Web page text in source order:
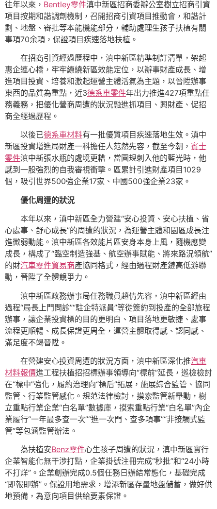
往年以來， Bentley零件滇中新區招商委辦公室樹立招商引資
項目按期和諧調劑機制，召開招商引資項目推動會，和諧計
劃、地盤、審批等本能機能部分，輔助處理生孩子扶植有關
事項70余項，保證項目疾速落地扶植。
在招商引資經過歷程中，滇中新區精準制訂清單，架起
惠企連心橋，牢牢繚繞新區效能定位，以辦事財產成長、增
進項目投資、培養和激起運營主體活氣為主題，以晉陞辦事
東西的品質為重點，近3德系車零件年出力推進427項重點任
務義務，把優化營商周遭的狀況融進抓項目、興財產、促招
商全經過歷程。
以後已德系車材料有一批優質項目疾速落地生效。滇中
新區投資增進局財產一科擔任人范然先容，截至今朝， 賓士
零件滇中新張水瓶的處境更糟，當圓規刺入他的藍光時，他
感到一股強烈的自我審視衝擊。區累計引進財產項目1029
個，吸引世界500強企業17家、中國500強企業23家。
優化周遭的狀況
本年以來，滇中新區全力營建“安心投資、安心扶植、省
心處事、舒心成長”的周遭的狀況，為運營主體和園區成長注
進微弱動能。滇中新區各效能片區安身本身上風，隨機應變
成長，構成了“臨空制造強基、航空辦事賦能、將來路況領航”
的財汽車零件貿易商產協同格式，經由過程財產鏈高低游聯
動，晉陞了全體競爭力。
滇中新區政務辦事局任務職員趙倩先容，滇中新區經由
過程“局長上門問診”“駐企特派員”等從簽約到投產的全部旅程
辦事，讓企業投資標的目的更明白、項目落地更敏捷、處事
流程更順暢、成長保證更周全，運營主體取得感、認同感、
滿足度不竭晉陞。
在營建安心投資周遭的狀況方面，滇中新區深化推汽車
材料報價進工程扶植招招標辦事領導向“標前”延長，巡檢檢討
在“標中”強化，履約治理向“標后”拓展，施展綜合監管、協同
監管、行業監管感化。規范法律檢討，摸索監管新舉動，樹
立重點行業企業“白名單”數據庫，摸索重點行業“白名單”內企
業履行“一年最多查一次”“進一次門、查多項事”“非接觸式監
管”等包涵監管辦法。
為扶植安Benz零件心生孩子周遭的狀況，滇中新區實行
企業智能化無干涉打點，企業掛號注冊完成“秒批”和“24小時
不打烊”。企業創辦完成0.5個任務日辦結常態化，基礎完成
“即報即辦”。保證用地需求，增添新區存量地盤儲蓄，做好供
地預備，為意向項目供給要素保證。